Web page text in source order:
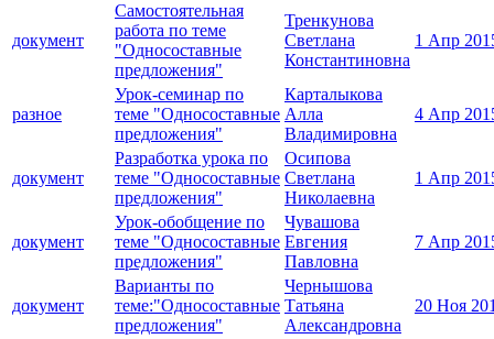
документ
Самостоятельная
работа по теме
"Односоставные
предложения"
Тренкунова
Светлана
Константиновна
1 Апр
разное
Урок-семинар по
теме "Односоставные
предложения"
Карталыкова
Алла
Владимировна
4 Апр
документ
Разработка урока по
теме "Односоставные
предложения"
Осипова
Светлана
Николаевна
1 Апр
документ
Урок-обобщение по
теме "Односоставные
предложения"
Чувашова
Евгения
Павловна
7 Апр
документ
Варианты по
теме:"Односоставные
предложения"
Чернышова
Татьяна
Александровна
20 Ноя